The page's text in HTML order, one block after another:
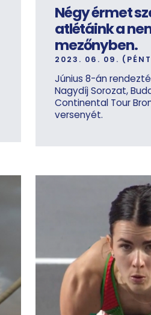
Négy érmet
atlétáink a
mezőnyben.
2023. 06. 09.
Június 8-án
Nagydíj Sorozat,
Continental Tour
versenyét.